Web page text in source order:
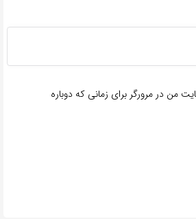
من در مرورگر برای زمانی که دوباره